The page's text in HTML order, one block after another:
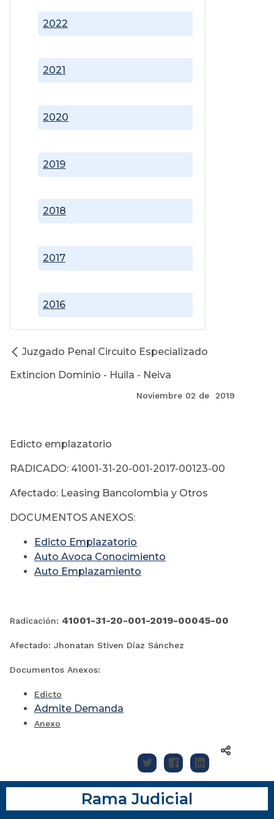
2016
2017
2018
2019
2020
2021
2022
Juzgado Penal Circuito Especializado
Extincion Dominio - Huila - Neiva
Noviembre 02 de 2019
Edicto emplazatorio
RADICADO: 41001-31-20-001-2017-00123-00
Afectado: Leasing Bancolombia y Otros
DOCUMENTOS ANEXOS:
Edicto Emplazatorio
Auto Avoca Conocimiento
Auto Emplazamiento
Radicación: 41001-31-20-001-2019-00045-00
Afectado: Jhonatan Stiven Díaz Sánchez
Documentos Anexos:
Edicto
Admite Demanda
Anexo
Rama Judicial